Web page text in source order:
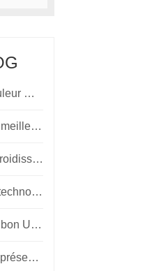
les scénarios critiques
centre de données
et tendances futures
d'alimentation
en ligne et hors ligne
de la numérisation